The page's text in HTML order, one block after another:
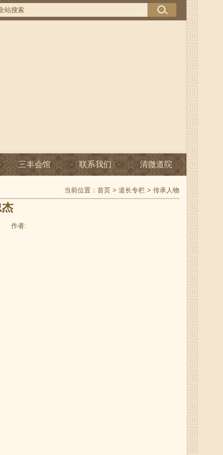
三丰会馆 联系我们 清微道院
当前位置： 首页 > 道长专栏 > 传承人物
作者: